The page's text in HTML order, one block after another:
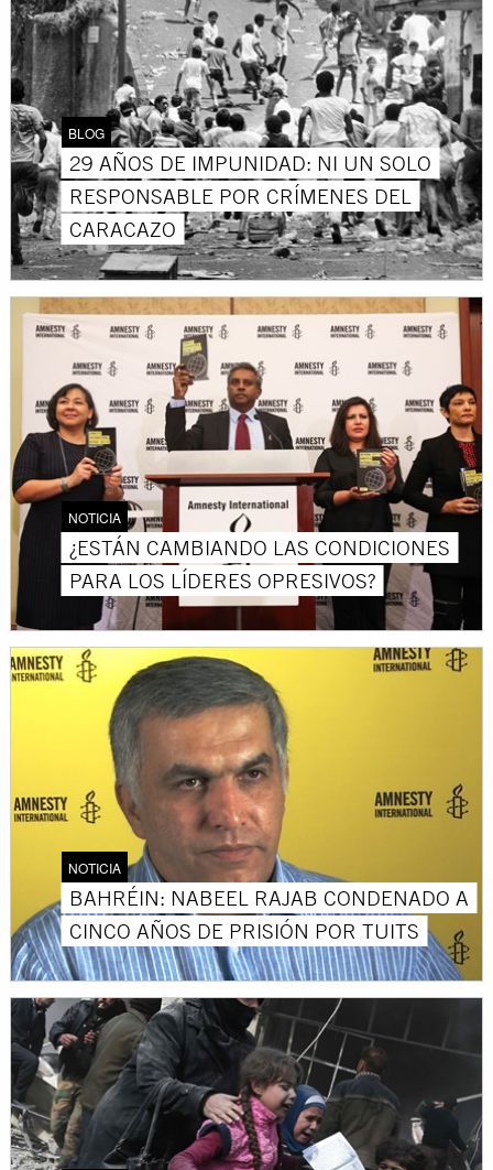
BLOG
29 AÑOS DE IMPUNIDAD: NI UN SOLO
RESPONSABLE POR CRÍMENES DEL
CARACAZO
NOTICIA
¿ESTÁN CAMBIANDO LAS CONDICIONES
PARA LOS LÍDERES OPRESIVOS?
NOTICIA
BAHRÉIN: NABEEL RAJAB CONDENADO A
CINCO AÑOS DE PRISIÓN POR TUITS